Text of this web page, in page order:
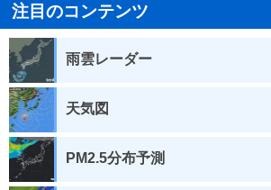
注目のコンテンツ
雨雲レーダー
天気図
PM2.5分布予測